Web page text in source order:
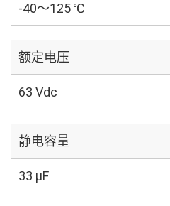
-40～125 ℃
额定电压
63 Vdc
静电容量
33 µF